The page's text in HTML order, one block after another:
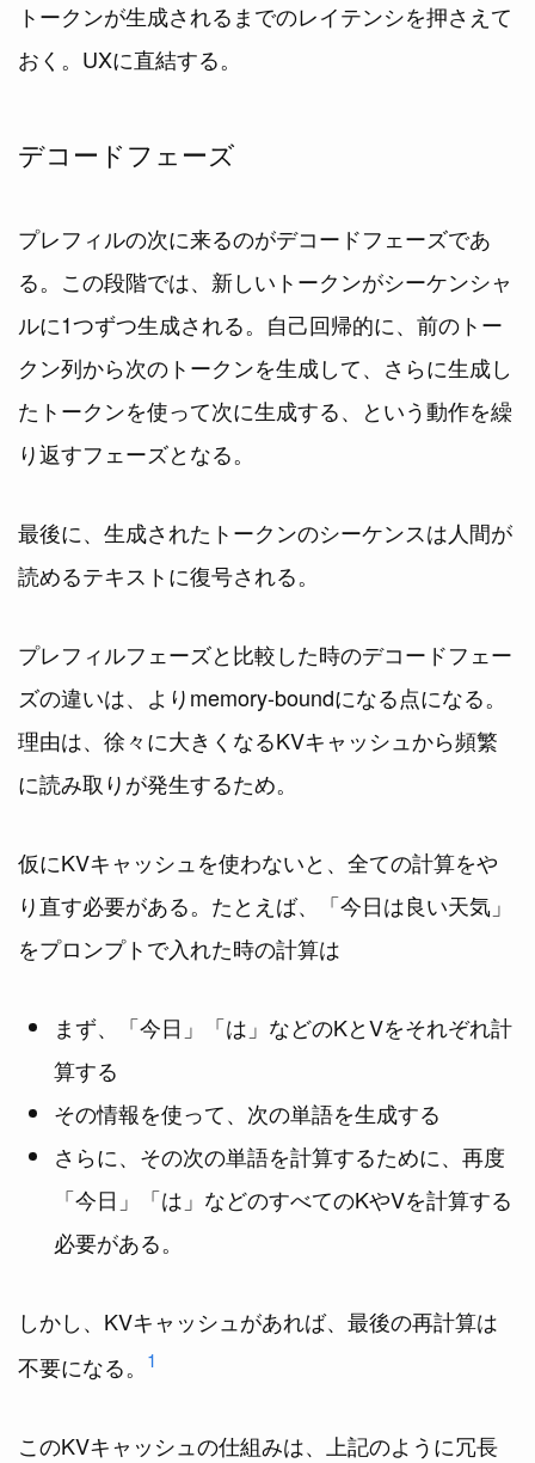
トークンが生成されるまでのレイテンシを押さえて
おく。UXに直結する。
デコードフェーズ
プレフィルの次に来るのがデコードフェーズであ
る。この段階では、新しいトークンがシーケンシャ
ルに1つずつ生成される。自己回帰的に、前のトー
クン列から次のトークンを生成して、さらに生成し
たトークンを使って次に生成する、という動作を繰
り返すフェーズとなる。
最後に、生成されたトークンのシーケンスは人間が
読めるテキストに復号される。
プレフィルフェーズと比較した時のデコードフェー
ズの違いは、よりmemory-boundになる点になる。
理由は、徐々に大きくなるKVキャッシュから頻繁
に読み取りが発生するため。
仮にKVキャッシュを使わないと、全ての計算をや
り直す必要がある。たとえば、「今日は良い天気」
をプロンプトで入れた時の計算は
まず、「今日」「は」などのKとVをそれぞれ計
算する
その情報を使って、次の単語を生成する
さらに、その次の単語を計算するために、再度
「今日」「は」などのすべてのKやVを計算する
必要がある。
しかし、KVキャッシュがあれば、最後の再計算は
不要になる。
1
このKVキャッシュの仕組みは、上記のように冗長